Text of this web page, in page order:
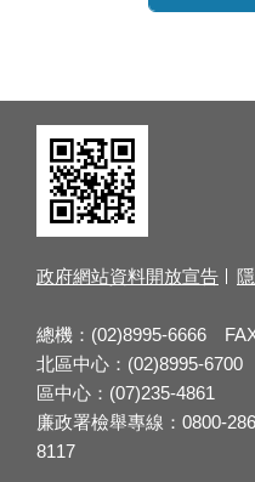
政府網站資料開放宣告
總機：(02)8995-6666
北區中心：(02)8995-
區中心：(07)235-4861
廉政署檢舉專線：0800-
8117